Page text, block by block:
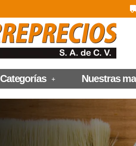
Categorías Nuestras